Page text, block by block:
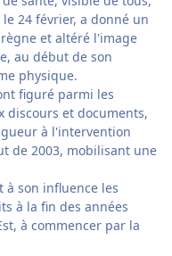
24 février, a donné un
et altéré l'image
au début de son
physique.
figuré parmi les
discours et documents,
à l'intervention
de 2003, mobilisant une
à son influence les
à la fin des années
à commencer par la